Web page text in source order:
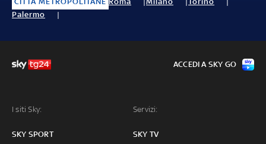
Palermo
I siti Sky:
SKY SPORT
Servizi:
SKY TV
ACCEDI A SKY GO